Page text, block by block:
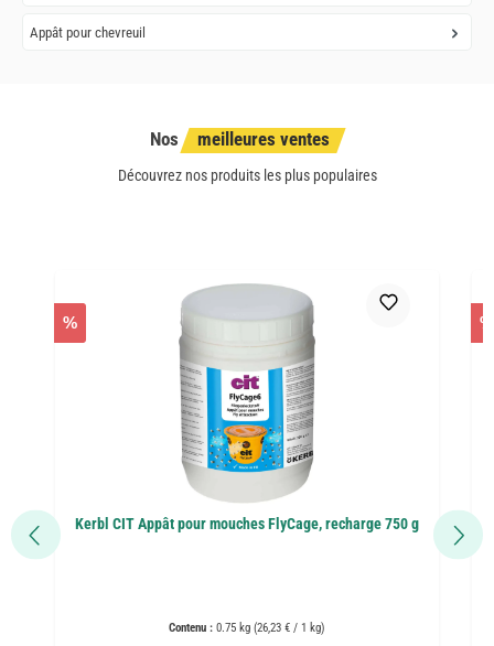
Appât pour chevreuil
Nos meilleures ventes
Découvrez nos produits les plus populaires
%
Kerbl CIT Appât pour mouches FlyCage, recharge 750 g
Contenu : 0.75 kg (26,23 € / 1 kg)
%